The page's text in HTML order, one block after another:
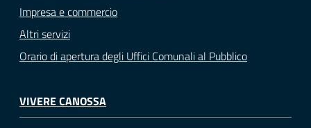
Impresa e commercio
Altri servizi
Orario di apertura degli Uffici Comunali al Pubblico
VIVERE CANOSSA